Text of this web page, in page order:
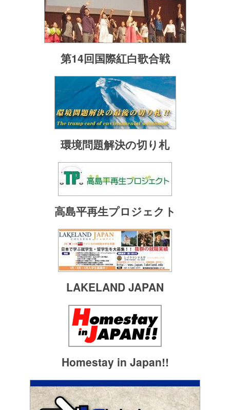
第14回国際紅白歌合戦
環境問題解決の切り札
高島平再生プロジェクト
LAKELAND JAPAN
Homestay in Japan!!